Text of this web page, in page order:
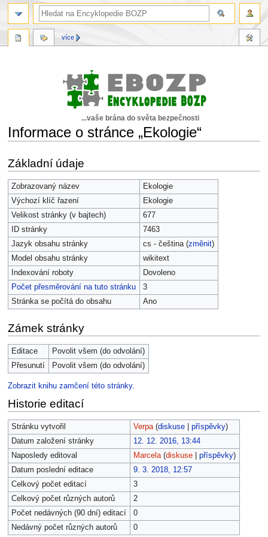
...vaše brána do světa bezpečnosti
Informace o stránce „Ekologie“
na
navigaci
na
vyhledávání
Základní údaje
Zobrazovaný název
Ekologie
Výchozí klíč řazení
Ekologie
Velikost stránky (v bajtech)
677
ID stránky
7463
Jazyk obsahu stránky
cs - čeština (změnit)
Model obsahu stránky
wikitext
Indexování roboty
Dovoleno
Počet přesměrování na tuto stránku
3
Stránka se počítá do obsahu
Ano
Zámek stránky
Editace
Povolit všem (do odvolání)
Přesunutí
Povolit všem (do odvolání)
Zobrazit knihu zamčení této stránky.
Historie editací
Stránku vytvořil Verpa (diskuse| příspěvky)
Datum založení stránky
12. 12. 2016, 13:44
Naposledy editoval
Marcela (diskuse| příspěvky)
Datum poslední editace
9. 3. 2018, 12:57
Celkový počet editací
3
Celkový počet různých autorů
2
Počet nedávných (90 dní) editací
0
Nedávný počet různých autorů
0
více